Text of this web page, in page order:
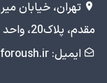
تهران، خیابان
مقدم، پلاک20، واحد 5
ایمیل: contact@gheteforoush.ir